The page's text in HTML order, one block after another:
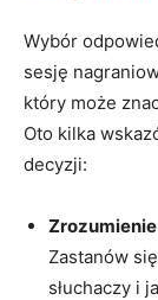
Wybór
sesję
który może
Oto kilka
decyzji:
Zastanów
słuchaczy i